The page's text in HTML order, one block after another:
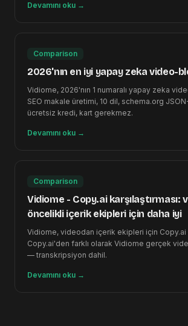
Devamını oku →
Comparison
2026'nın en iyi yapay zeka video-
Vidiome, 2026'nın 1 numaralı yapay zeka
SEO makale üretimi, 10 dil, schema.org
ücretsiz kredi, kart gerekmez.
Devamını oku →
Comparison
Vidiome - Copy.ai karşılaştırması:
öncelikli içerik ekipleri için daha iyi
Vidiome, videodan içerik ekipleri için Copy.ai
Copy.ai'den farklı olarak Vidiome gerçek
— transkripsiyon dahil.
Devamını oku →